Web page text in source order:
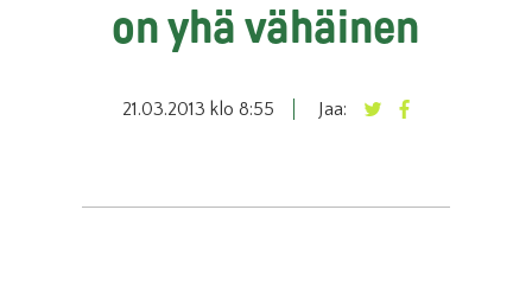
on yhä vähäinen
21.03.2013 klo 8:55 Jaa: